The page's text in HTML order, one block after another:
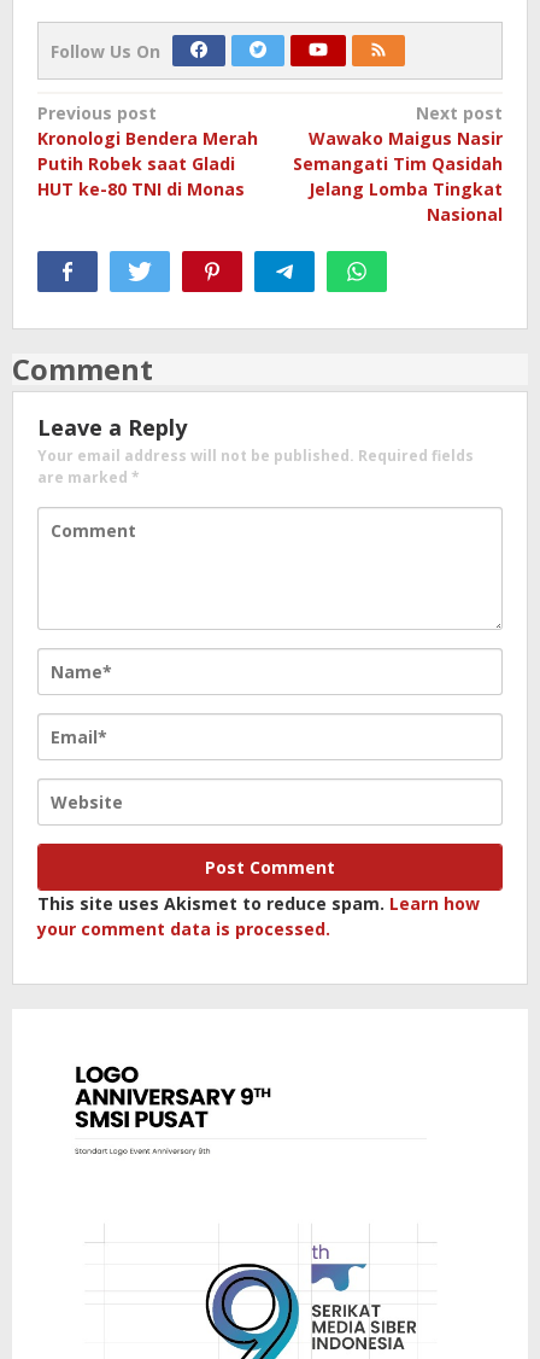
Follow Us On
Post
navigation
Previous post
Kronologi Bendera Merah
Putih Robek saat Gladi
HUT ke-80 TNI di Monas
Next post
Wawako Maigus Nasir
Semangati Tim Qasidah
Jelang Lomba Tingkat
Nasional
Comment
Leave a Reply
Your email address will not be published. Required fields
are marked *
This site uses Akismet to reduce spam. Learn how
your comment data is processed.